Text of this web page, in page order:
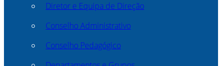
Diretor e Equipa de Direção
Conselho Administrativo
Conselho Pedagógico